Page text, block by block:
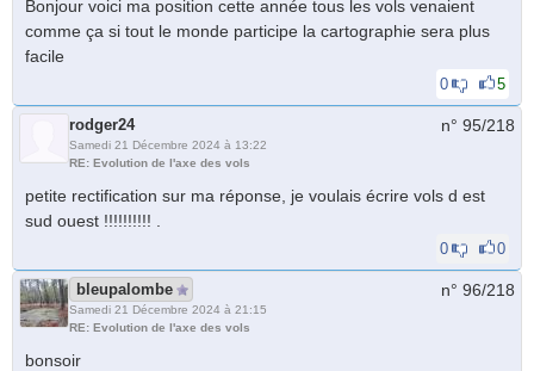
Bonjour voici ma position cette année tous les vols venaient
comme ça si tout le monde participe la cartographie sera plus
facile
0 5
rodger24
Samedi 21 Décembre 2024 à 13:22
RE: Evolution de l'axe des vols
n° 95/218
petite rectification sur ma réponse, je voulais écrire vols d est
sud ouest !!!!!!!!!! .
0 0
bleupalombe
Samedi 21 Décembre 2024 à 21:15
RE: Evolution de l'axe des vols
n° 96/218
bonsoir